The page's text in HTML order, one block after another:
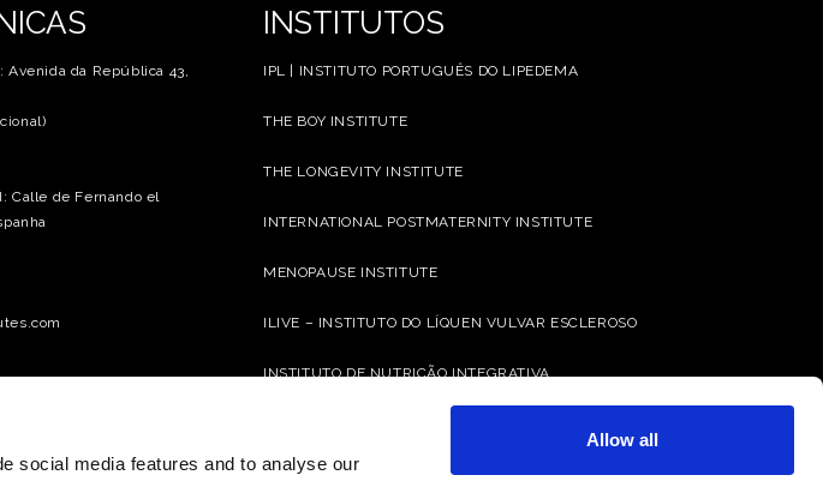
social media features and to analyse our
Allow all
da República 43,
Calle de Fernando el
INSTITUTOS
IPL | INSTITUTO PORTUGUÊS DO LIPEDEMA
THE BOY INSTITUTE
THE LONGEVITY INSTITUTE
INTERNATIONAL POSTMATERNITY INSTITUTE
MENOPAUSE INSTITUTE
ILIVE – INSTITUTO DO LÍQUEN VULVAR ESCLEROSO
INSTITUTO DE NUTRIÇÃO INTEGRATIVA